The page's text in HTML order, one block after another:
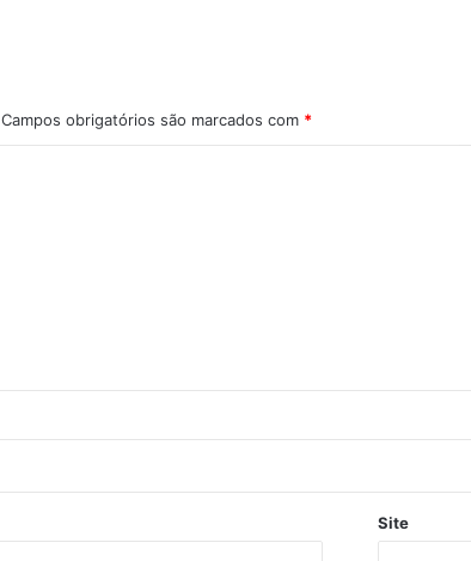
Campos obrigatórios são marcados com *
Site